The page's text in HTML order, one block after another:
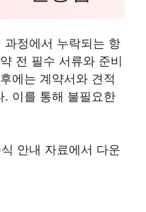
과정에서 누락되는 항
전 필수 서류와 준비
에는 계약서와 견적
. 이를 통해 불필요한
안내 자료에서 다운